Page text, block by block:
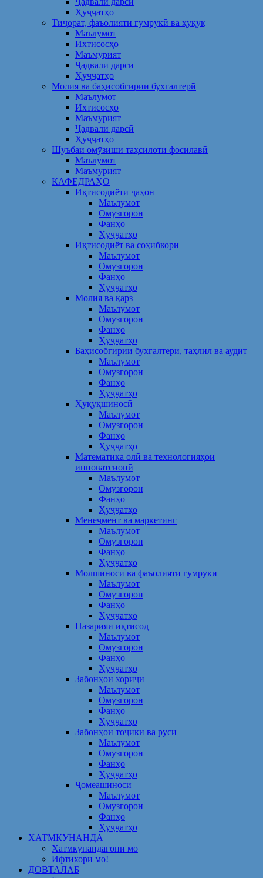
Ҳуҷҷатҳо
Тиҷорат, фаъолияти гумрукӣ ва ҳуқуқ
Маълумот
Ихтисосҳо
Маъмурият
Ҷадвали дарсӣ
Ҳуҷҷатҳо
Молия ва баҳисобгирии бухгалтерӣ
Маълумот
Ихтисосҳо
Маъмурият
Ҷадвали дарсӣ
Ҳуҷҷатҳо
Шуъбаи омӯзиши таҳсилоти фосилавӣ
Маълумот
Маъмурият
КАФЕДРАҲО
Иқтисодиёти ҷаҳон
Маълумот
Омузгорон
Фанҳо
Ҳуҷҷатҳо
Иқтисодиёт ва соҳибкорӣ
Маълумот
Омузгорон
Фанҳо
Ҳуҷҷатҳо
Молия ва қарз
Маълумот
Омузгорон
Фанҳо
Ҳуҷҷатҳо
Баҳисобгирии бухгалтерӣ, таҳлил ва аудит
Маълумот
Омузгорон
Фанҳо
Ҳуҷҷатҳо
Ҳуқуқшиносӣ
Маълумот
Омузгорон
Фанҳо
Ҳуҷҷатҳо
Математика олӣ ва технологияҳои
инноватсионӣ
Маълумот
Омузгорон
Фанҳо
Ҳуҷҷатҳо
Менеҷмент ва маркетинг
Маълумот
Омузгорон
Фанҳо
Ҳуҷҷатҳо
Молшиносӣ ва фаъолияти гумрукӣ
Маълумот
Омузгорон
Фанҳо
Ҳуҷҷатҳо
Назарияи иқтисод
Маълумот
Омузгорон
Фанҳо
Ҳуҷҷатҳо
Забонҳои хориҷӣ
Маълумот
Омузгорон
Фанҳо
Ҳуҷҷатҳо
Забонҳои тоҷикӣ ва русӣ
Маълумот
Омузгорон
Фанҳо
Ҳуҷҷатҳо
Ҷомеашиносӣ
Маълумот
Омузгорон
Фанҳо
Ҳуҷҷатҳо
ХАТМКУНАНДА
Хатмкунандагони мо
Ифтихори мо!
ДОВТАЛАБ